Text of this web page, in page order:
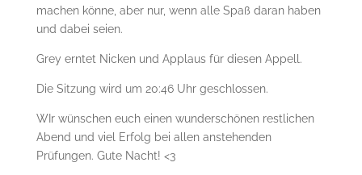
machen könne, aber nur, wenn alle Spaß daran haben
und dabei seien.
Grey erntet Nicken und Applaus für diesen Appell.
Die Sitzung wird um 20:46 Uhr geschlossen.
WIr wünschen euch einen wunderschönen restlichen
Abend und viel Erfolg bei allen anstehenden
Prüfungen. Gute Nacht! <3